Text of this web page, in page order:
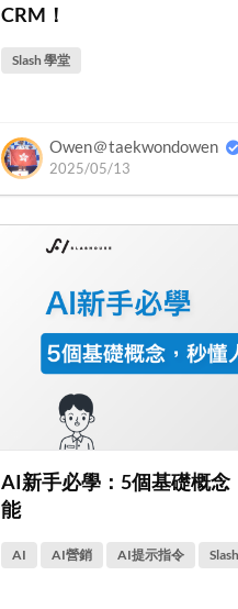
CRM！
Slash 學堂
Owen＠taekwondowen
2025/05/13
AI新手必學：5個基礎概念
能
AI AI營銷 AI提示指令